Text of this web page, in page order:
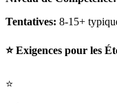
Tentatives: 8-15+
⭐ Exigences pour les
⭐